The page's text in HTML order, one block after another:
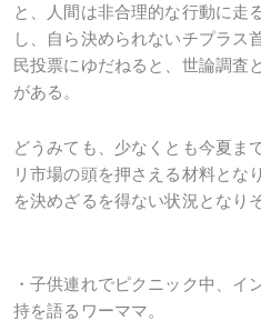
と、人間は非合理的な行動に走
し、自ら決められないチプラス
民投票にゆだねると、世論調査
がある。
どうみても、少なくとも今夏ま
リ市場の頭を押さえる材料とな
を決めざるを得ない状況となり
・子供連れでピクニック中、イ
持を語るワーママ。